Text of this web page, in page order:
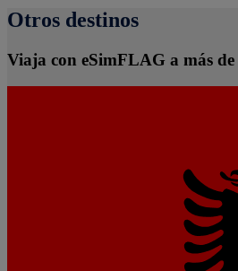
Otros destinos
Viaja con eSimFLAG a más de